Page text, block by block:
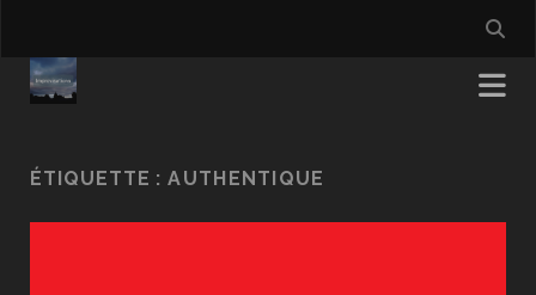
ÉTIQUETTE :AUTHENTIQUE